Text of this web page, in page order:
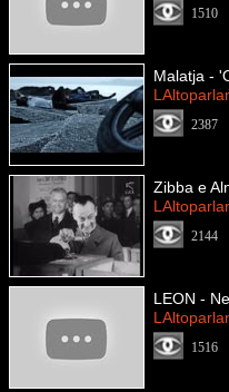
1510
Malatja -
2387
Zibba e
2144
LEON -
1516